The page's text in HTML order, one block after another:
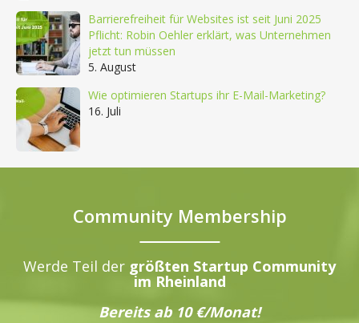
Barrierefreiheit für Websites ist seit Juni 2025
Pflicht: Robin Oehler erklärt, was Unternehmen
jetzt tun müssen
5. August
Wie optimieren Startups ihr E-Mail-Marketing?
16. Juli
Community Membership
Werde Teil der größten Startup Community
im Rheinland
Bereits ab 10 €/Monat!